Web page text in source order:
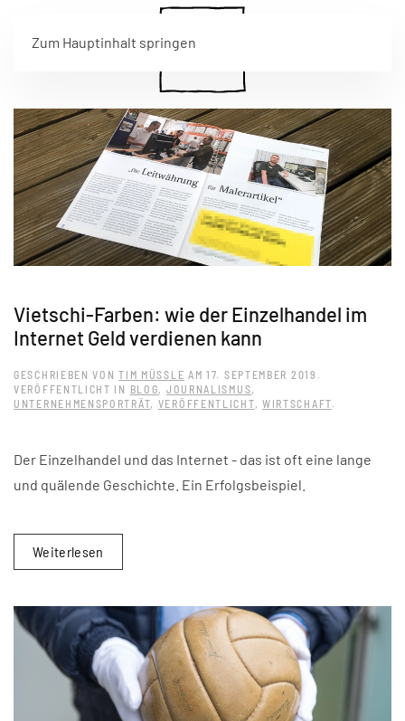
Zum Hauptinhalt springen
Vietschi-Farben: wie der Einzelhandel im
Internet Geld verdienen kann
GESCHRIEBEN VONTIM MÜSSLE AM17. SEPTEMBER 2019 .
VERÖFFENTLICHT IN BLOG, JOURNALISMUS,
UNTERNEHMENSPORTRÄT, VERÖFFENTLICHT, WIRTSCHAFT.
Der Einzelhandel und das Internet - das ist oft eine lange
und quälende Geschichte. Ein Erfolgsbeispiel.
Weiterlesen